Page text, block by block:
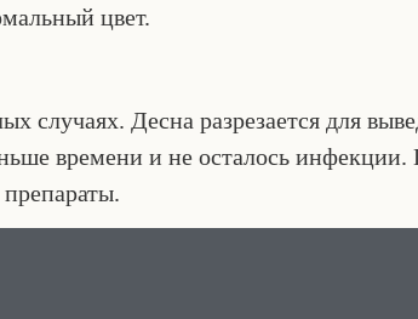
цвет.
случаях. Десна разрезается для
времени и не осталось инфекции.